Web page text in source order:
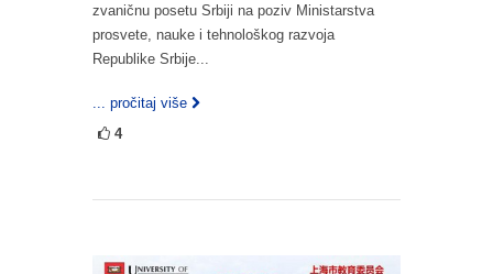
zvaničnu posetu Srbiji na poziv Ministarstva
prosvete, nauke i tehnološkog razvoja
Republike Srbije...
... pročitaj više
4